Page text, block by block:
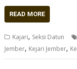
READ MORE
Kajari, Seksi Datun
Jember, Kejari Jember,